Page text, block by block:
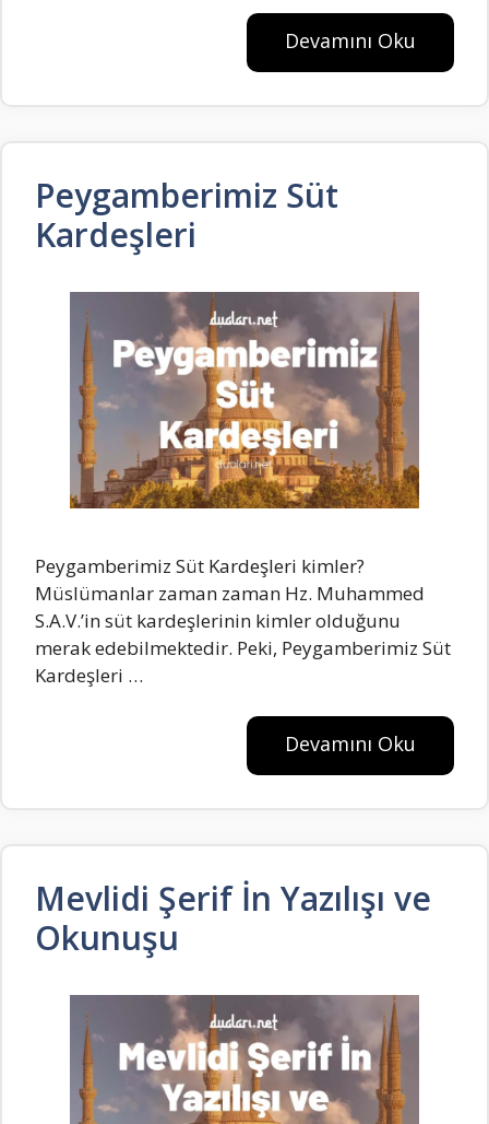
Devamını Oku
Peygamberimiz Süt
Kardeşleri
Peygamberimiz Süt Kardeşleri kimler?
Müslümanlar zaman zaman Hz. Muhammed
S.A.V.’in süt kardeşlerinin kimler olduğunu
merak edebilmektedir. Peki, Peygamberimiz Süt
Kardeşleri …
Devamını Oku
Mevlidi Şerif İn Yazılışı ve
Okunuşu